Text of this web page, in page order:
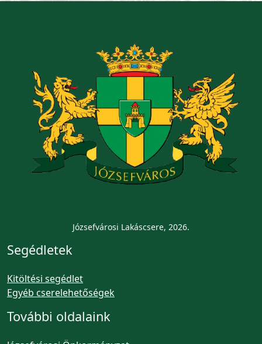
Józsefvárosi Lakáscsere, 2026.
Segédletek
Kitöltési segédlet
Egyéb cserelehetőségek
További oldalaink